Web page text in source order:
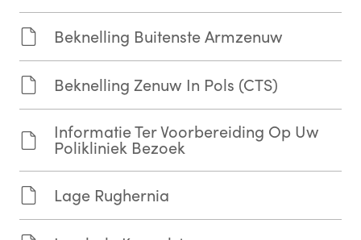
Beknelling Buitenste Armzenuw
Beknelling Zenuw In Pols (CTS)
Informatie Ter Voorbereiding Op Uw
Polikliniek Bezoek
Lage Rughernia